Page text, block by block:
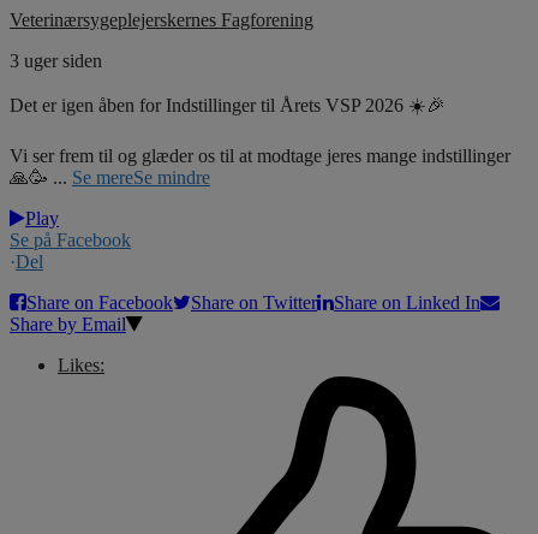
Veterinærsygeplejerskernes Fagforening
3 uger siden
Det er igen åben for Indstillinger til Årets VSP 2026 ☀️🎉
Vi ser frem til og glæder os til at modtage jeres mange indstillinger
🙏🥳 ... Se mereSe mindre
Play
Se på Facebook
·Del
Share on Facebook
Share on Twitter
Share on Linked In
Share by Email
Likes: